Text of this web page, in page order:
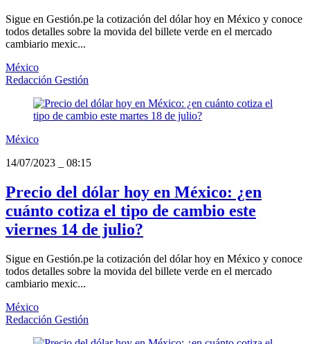
Sigue en Gestión.pe la cotización del dólar hoy en México y conoce
todos detalles sobre la movida del billete verde en el mercado
cambiario mexic...
México
Redacción Gestión
México
14/07/2023
08:15
Precio del dólar hoy en México: ¿en
cuánto cotiza el tipo de cambio este
viernes 14 de julio?
Sigue en Gestión.pe la cotización del dólar hoy en México y conoce
todos detalles sobre la movida del billete verde en el mercado
cambiario mexic...
México
Redacción Gestión